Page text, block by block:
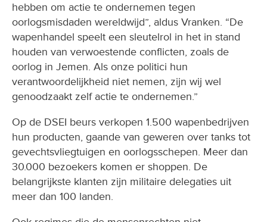
hebben om actie te ondernemen tegen
oorlogsmisdaden wereldwijd”, aldus Vranken. “De
wapenhandel speelt een sleutelrol in het in stand
houden van verwoestende conflicten, zoals de
oorlog in Jemen. Als onze politici hun
verantwoordelijkheid niet nemen, zijn wij wel
genoodzaakt zelf actie te ondernemen.”
Op de DSEI beurs verkopen 1.500 wapenbedrijven
hun producten, gaande van geweren over tanks tot
gevechtsvliegtuigen en oorlogsschepen. Meer dan
30.000 bezoekers komen er shoppen. De
belangrijkste klanten zijn militaire delegaties uit
meer dan 100 landen.